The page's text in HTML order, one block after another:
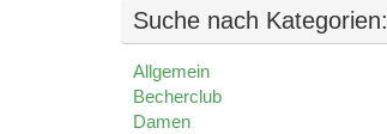
Suche nach Kategorien:
Allgemein
Becherclub
Damen